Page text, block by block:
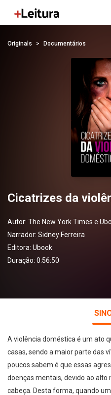
Originals Documentários
Cicatrizes da
Autor: The New York Times e
Narrador: Sidney Ferreira
Editora: Ubook
Duração: 0:56:50
A violência doméstica é um ato
casas, sendo a maior parte das
poucos sabem é que essas
doenças mentais, devido ao alto
cabeça. Desta forma, quando